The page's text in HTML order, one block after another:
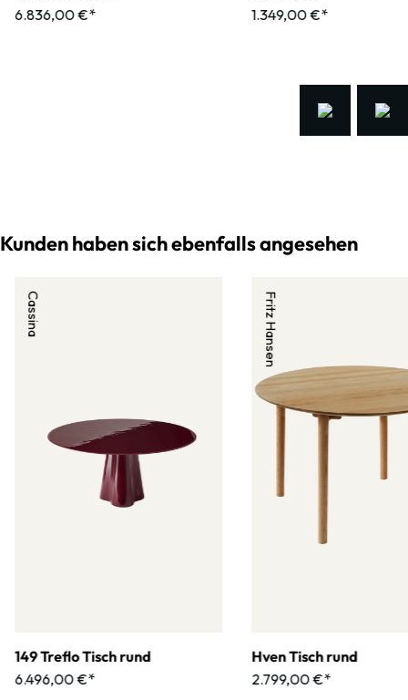
6.836,00 €*
1.349,00 €*
Kunden haben sich ebenfalls angesehen
Cassina
149 Treflo Tisch rund
6.496,00 €*
Fritz Hansen
Hven Tisch rund
2.799,00 €*